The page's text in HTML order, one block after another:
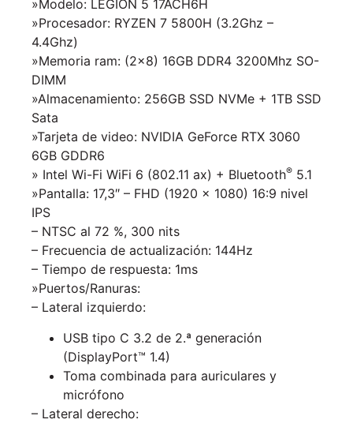
»Modelo: LEGION 5 17ACH6H
»Procesador: RYZEN 7 5800H (3.2Ghz –
4.4Ghz)
»Memoria ram: (2×8) 16GB DDR4 3200Mhz SO-
DIMM
»Almacenamiento: 256GB SSD NVMe + 1TB SSD
Sata
»Tarjeta de video: NVIDIA GeForce RTX 3060
6GB GDDR6
» Intel Wi-Fi WiFi 6 (802.11 ax) + Bluetooth® 5.1
»Pantalla: 17,3″ – FHD (1920 x 1080) 16:9 nivel
IPS
– NTSC al 72 %, 300 nits
– Frecuencia de actualización: 144Hz
– Tiempo de respuesta: 1ms
»Puertos/Ranuras:
– Lateral izquierdo:
USB tipo C 3.2 de 2.ª generación
(DisplayPort™ 1.4)
Toma combinada para auriculares y
micrófono
– Lateral derecho: